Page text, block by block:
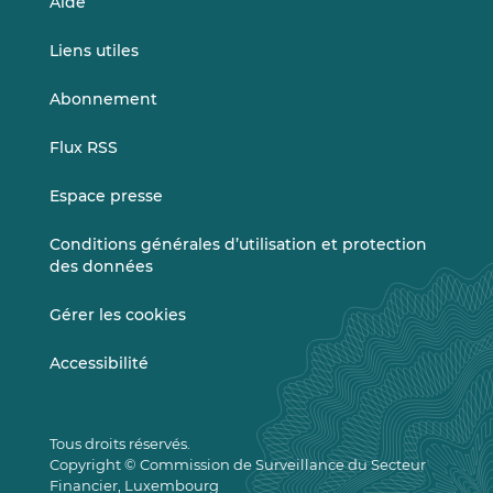
Liens utiles
Abonnement
Flux RSS
Espace presse
Conditions générales d’utilisation et protection
des données
Gérer les cookies
Accessibilité
Tous droits réservés.
Copyright © Commission de Surveillance du Secteur
Financier, Luxembourg